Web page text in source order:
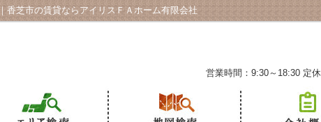
香芝市の賃貸ならアイリスＦＡホーム有限会社
営業時間：9:30～18:30 定